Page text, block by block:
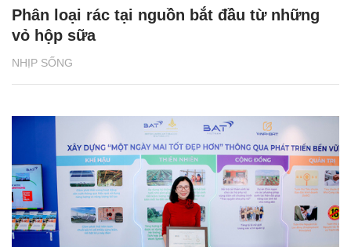
NHỊP SỐNG
Phân loại rác tại nguồn bắt đầu từ những
vỏ hộp sữa